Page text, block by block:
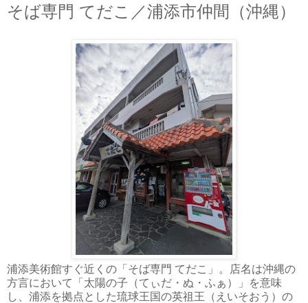
そば専門 てだこ／浦添市仲間（沖縄）
浦添美術館すぐ近くの「そば専門 てだこ」。店名は沖縄の
方言において「太陽の子（てぃだ・ぬ・ふぁ）」を意味
し、浦添を拠点とした琉球王国の英祖王（えいそおう）の